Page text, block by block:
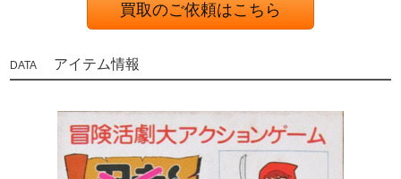
買取のご依頼はこちら
アイテム情報